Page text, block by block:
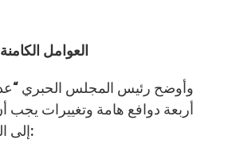
العوامل
وأوضح رئيس المجلس الحبري
أربعة دوافع هامة وتغييرات يجب
إلى الفترة الزمنية الراهنة: